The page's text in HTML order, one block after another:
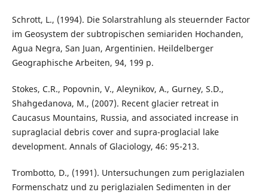
Schrott, L., (1994). Die Solarstrahlung als steuernder Factor
im Geosystem der subtropischen semiariden Hochanden,
Agua Negra, San Juan, Argentinien. Heildelberger
Geographische Arbeiten, 94, 199 p.
Stokes, C.R., Popovnin, V., Aleynikov, A., Gurney, S.D.,
Shahgedanova, M., (2007). Recent glacier retreat in
Caucasus Mountains, Russia, and associated increase in
supraglacial debris cover and supra-proglacial lake
development. Annals of Glaciology, 46: 95-213.
Trombotto, D., (1991). Untersuchungen zum periglazialen
Formenschatz und zu periglazialen Sedimenten in der